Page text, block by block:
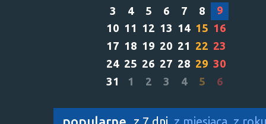
3
4 5 6 7 8
9
10 11 12 13 14 15 16
17 18 19 20 21 22 23
24 25 26 27 28 29 30
31
1 2 3 4 5 6
z 7 dni z miesiąca z